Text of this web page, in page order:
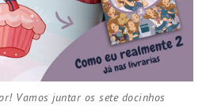
Vamos juntar os sete docinhos